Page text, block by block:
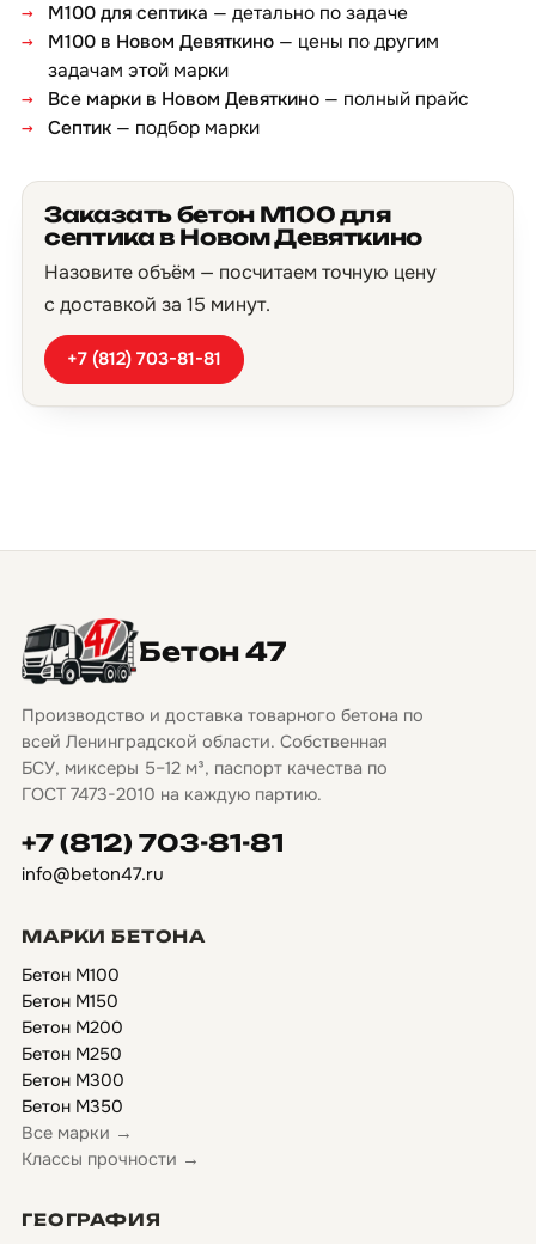
М100 для септика — детально по задаче
М100 в Новом Девяткино — цены по другим
задачам этой марки
Все марки в Новом Девяткино — полный прайс
Септик — подбор марки
Заказать бетон М100 для
септика в Новом Девяткино
Назовите объём — посчитаем точную цену
с доставкой за 15 минут.
+7 (812) 703-81-81
Бетон 47
Производство и доставка товарного бетона по
всей Ленинградской области. Собственная
БСУ, миксеры 5–12 м³, паспорт качества по
ГОСТ 7473-2010 на каждую партию.
+7 (812) 703-81-81
info@beton47.ru
МАРКИ БЕТОНА
Бетон М100
Бетон М150
Бетон М200
Бетон М250
Бетон М300
Бетон М350
Все марки →
Классы прочности →
ГЕОГРАФИЯ